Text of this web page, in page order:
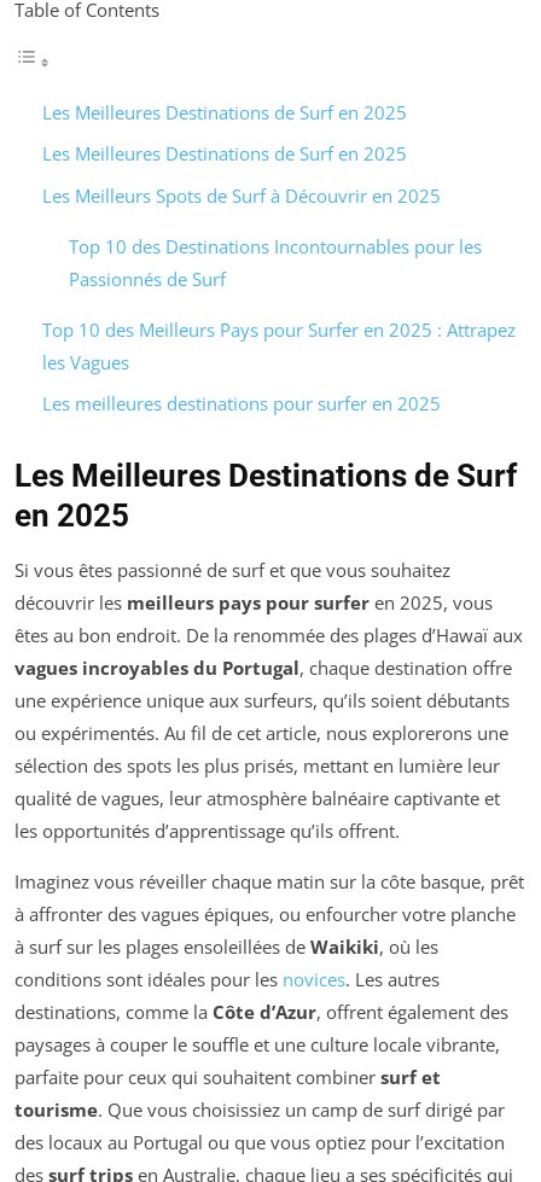
Table of Contents
Les Meilleures Destinations de Surf en 2025
Les Meilleures Destinations de Surf en 2025
Les Meilleurs Spots de Surf à Découvrir en 2025
Top 10 des Destinations Incontournables pour les
Passionnés de Surf
Top 10 des Meilleurs Pays pour Surfer en 2025 : Attrapez
les Vagues
Les meilleures destinations pour surfer en 2025
Les Meilleures Destinations de Surf
en 2025
Si vous êtes passionné de surf et que vous souhaitez
découvrir les meilleurs pays pour surfer en 2025, vous
êtes au bon endroit. De la renommée des plages d’Hawaï aux
vagues incroyables du Portugal, chaque destination offre
une expérience unique aux surfeurs, qu’ils soient débutants
ou expérimentés. Au fil de cet article, nous explorerons une
sélection des spots les plus prisés, mettant en lumière leur
qualité de vagues, leur atmosphère balnéaire captivante et
les opportunités d’apprentissage qu’ils offrent.
Imaginez vous réveiller chaque matin sur la côte basque, prêt
à affronter des vagues épiques, ou enfourcher votre planche
à surf sur les plages ensoleillées de Waikiki, où les
conditions sont idéales pour les novices. Les autres
destinations, comme la Côte d’Azur, offrent également des
paysages à couper le souffle et une culture locale vibrante,
parfaite pour ceux qui souhaitent combiner surf et
tourisme. Que vous choisissiez un camp de surf dirigé par
des locaux au Portugal ou que vous optiez pour l’excitation
des surf trips en Australie, chaque lieu a ses spécificités qui